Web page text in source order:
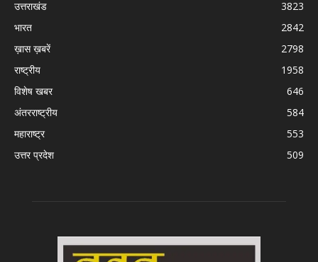
उत्तराखंड
3823
भारत
2842
ख़ास ख़बरें
2798
राष्ट्रीय
1958
विशेष खबर
646
अंतरराष्ट्रीय
584
महाराष्ट्र
553
उत्तर प्रदेश
509